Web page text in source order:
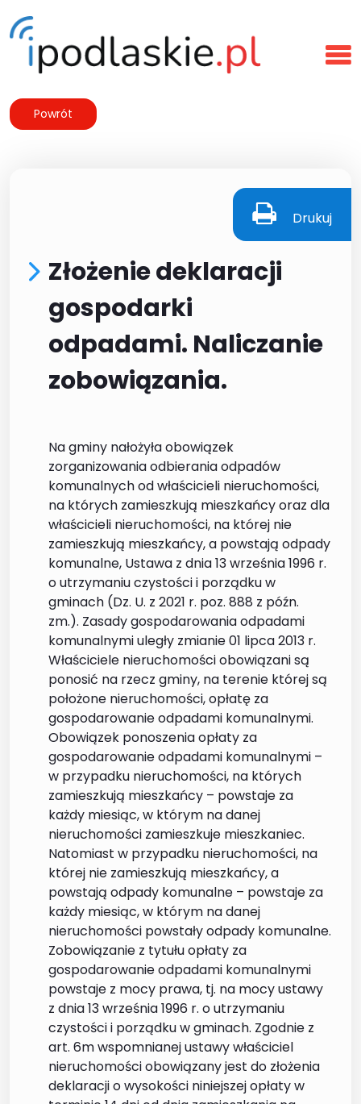
Powrót
Drukuj
Złożenie deklaracji
gospodarki
odpadami. Naliczanie
zobowiązania.
Na gminy nałożyła obowiązek
zorganizowania odbierania odpadów
komunalnych od właścicieli nieruchomości,
na których zamieszkują mieszkańcy oraz dla
właścicieli nieruchomości, na której nie
zamieszkują mieszkańcy, a powstają odpady
komunalne, Ustawa z dnia 13 września 1996 r.
o utrzymaniu czystości i porządku w
gminach (Dz. U. z 2021 r. poz. 888 z późn.
zm.). Zasady gospodarowania odpadami
komunalnymi uległy zmianie 01 lipca 2013 r.
Właściciele nieruchomości obowiązani są
ponosić na rzecz gminy, na terenie której są
położone nieruchomości, opłatę za
gospodarowanie odpadami komunalnymi.
Obowiązek ponoszenia opłaty za
gospodarowanie odpadami komunalnymi –
w przypadku nieruchomości, na których
zamieszkują mieszkańcy – powstaje za
każdy miesiąc, w którym na danej
nieruchomości zamieszkuje mieszkaniec.
Natomiast w przypadku nieruchomości, na
której nie zamieszkują mieszkańcy, a
powstają odpady komunalne – powstaje za
każdy miesiąc, w którym na danej
nieruchomości powstały odpady komunalne.
Zobowiązanie z tytułu opłaty za
gospodarowanie odpadami komunalnymi
powstaje z mocy prawa, tj. na mocy ustawy
z dnia 13 września 1996 r. o utrzymaniu
czystości i porządku w gminach. Zgodnie z
art. 6m wspomnianej ustawy właściciel
nieruchomości obowiązany jest do złożenia
deklaracji o wysokości niniejszej opłaty w